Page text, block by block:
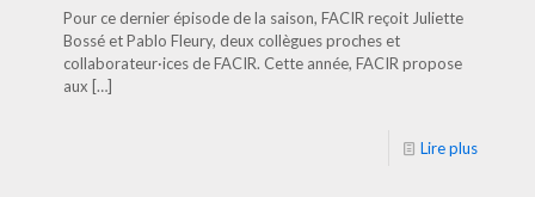
Pour ce dernier épisode de la saison, FACIR reçoit Juliette
Bossé et Pablo Fleury, deux collègues proches et
collaborateur·ices de FACIR. Cette année, FACIR propose
aux […]
Lire plus